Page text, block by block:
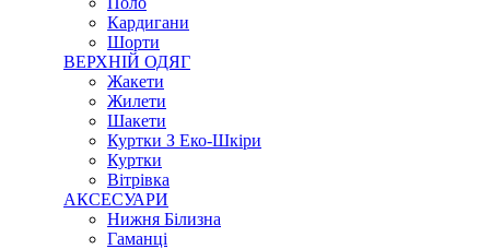
Кардигани
Шорти
ВЕРХНІЙ ОДЯГ
Жакети
Жилети
Шакети
Куртки З Еко-Шкіри
Куртки
Вітрівка
АКСЕСУАРИ
Нижня Білизна
Гаманці